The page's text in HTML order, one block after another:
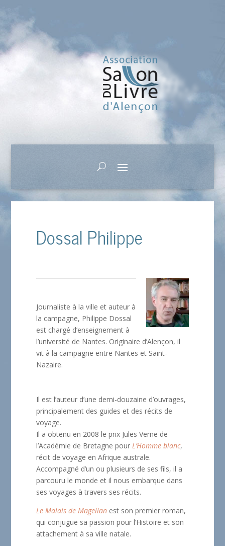
Dossal Philippe
Journaliste à la ville et auteur à
la campagne, Philippe Dossal
est chargé d’enseignement à
l’université de Nantes. Originaire d’Alençon, il
vit à la campagne entre Nantes et Saint-
Nazaire.
Il est l’auteur d’une demi-douzaine d’ouvrages,
principalement des guides et des récits de
voyage.
Il a obtenu en 2008 le prix Jules Verne de
l’Académie de Bretagne pourL’Homme blanc,
récit de voyage en Afrique australe.
Accompagné d’un ou plusieurs de ses fils, il a
parcouru le monde et il nous embarque dans
ses voyages à travers ses récits.
Le Malais de Magellan est son premier roman,
qui conjugue sa passion pour l’Histoire et son
attachement à sa ville natale.